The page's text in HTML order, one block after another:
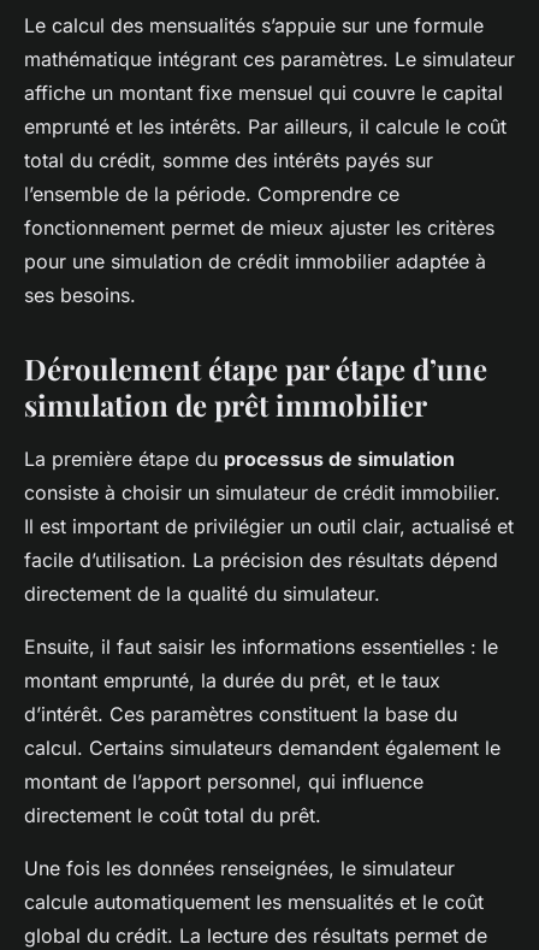
Le calcul des mensualités s’appuie sur une formule
mathématique intégrant ces paramètres. Le simulateur
affiche un montant fixe mensuel qui couvre le capital
emprunté et les intérêts. Par ailleurs, il calcule le coût
total du crédit, somme des intérêts payés sur
l’ensemble de la période. Comprendre ce
fonctionnement permet de mieux ajuster les critères
pour une simulation de crédit immobilier adaptée à
ses besoins.
Déroulement étape par étape d’une
simulation de prêt immobilier
La première étape du processus de simulation
consiste à choisir un simulateur de crédit immobilier.
Il est important de privilégier un outil clair, actualisé et
facile d’utilisation. La précision des résultats dépend
directement de la qualité du simulateur.
Ensuite, il faut saisir les informations essentielles : le
montant emprunté, la durée du prêt, et le taux
d’intérêt. Ces paramètres constituent la base du
calcul. Certains simulateurs demandent également le
montant de l’apport personnel, qui influence
directement le coût total du prêt.
Une fois les données renseignées, le simulateur
calcule automatiquement les mensualités et le coût
global du crédit. La lecture des résultats permet de